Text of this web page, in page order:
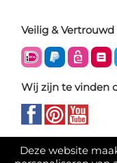
Deze website
Veilig &
Wij zijn te vinden